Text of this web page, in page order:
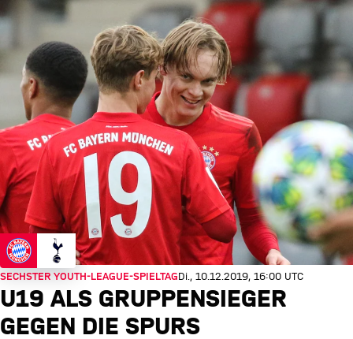
SECHSTER YOUTH-LEAGUE-SPIELTAGDi., 10.12.2019, 16:00 UTC
U19 ALS GRUPPENSIEGER
GEGEN DIE SPURS